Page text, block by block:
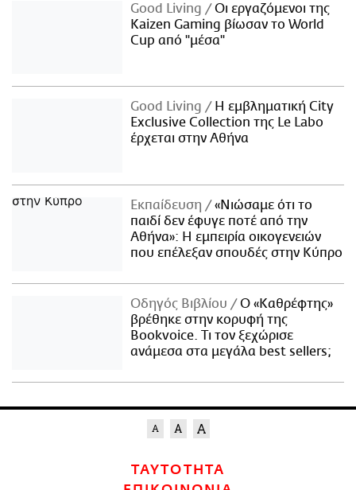
Good Living
Οι εργαζόμενοι της
Kaizen Gaming βίωσαν το World
Cup από "μέσα"
Good Living
Η εμβληματική City
Exclusive Collection της Le Labo
έρχεται στην Αθήνα
Εκπαίδευση
«Νιώσαμε ότι το
παιδί δεν έφυγε ποτέ από την
Αθήνα»: Η εμπειρία οικογενειών
που επέλεξαν σπουδές στην Κύπρο
Οδηγός Βιβλίου
Ο «Καθρέφτης»
βρέθηκε στην κορυφή της
Bookvoice. Τι τον ξεχώρισε
ανάμεσα στα μεγάλα best sellers;
ΤΑΥΤΟΤΗΤΑ